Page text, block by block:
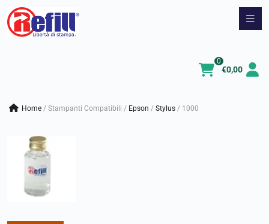
Vai
€0,00
0
Home / Stampanti Compatibili / epson / stylus / 1000